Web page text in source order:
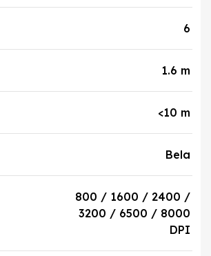
6
1.6 m
<10 m
Bela
800 / 1600 / 2400 /
3200 / 6500 / 8000
DPI